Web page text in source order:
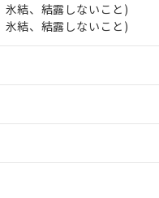
結、結露しないこと)
結、結露しないこと)